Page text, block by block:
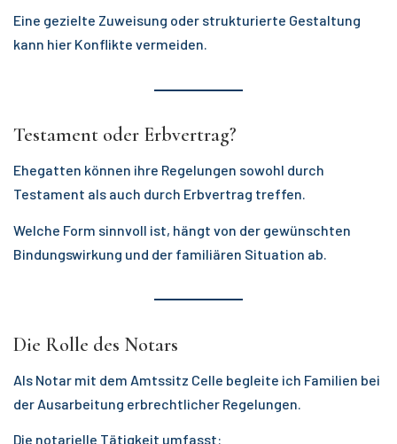
Eine gezielte Zuweisung oder strukturierte Gestaltung
kann hier Konflikte vermeiden.
Testament oder Erbvertrag?
Ehegatten können ihre Regelungen sowohl durch
Testament als auch durch Erbvertrag treffen.
Welche Form sinnvoll ist, hängt von der gewünschten
Bindungswirkung und der familiären Situation ab.
Die Rolle des Notars
Als Notar mit dem Amtssitz Celle begleite ich Familien bei
der Ausarbeitung erbrechtlicher Regelungen.
Die notarielle Tätigkeit umfasst: